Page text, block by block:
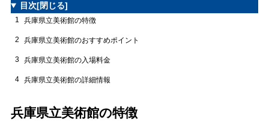
目次[閉じる]
1 兵庫県立美術館の特徴
2 兵庫県立美術館のおすすめポイント
3 兵庫県立美術館の入場料金
4 兵庫県立美術館の詳細情報
兵庫県立美術館の特徴